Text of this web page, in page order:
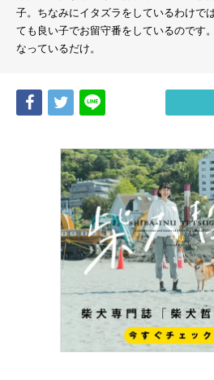
子。ちなみにイタズラをしているわけで
ても良い子でお留守番をしているのです
なっているだけ。
Share Tweet